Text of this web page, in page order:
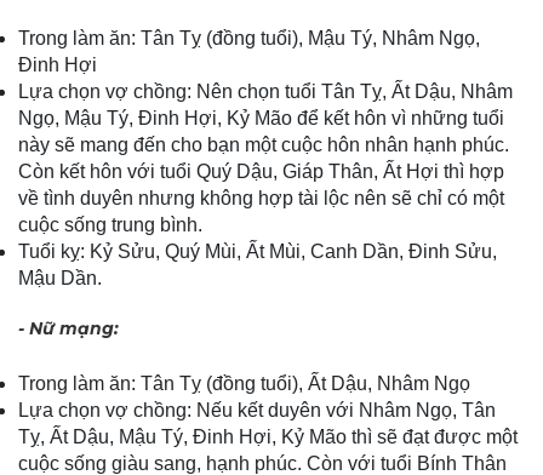
Trong làm ăn: Tân Tỵ (đồng tuổi), Mậu Tý, Nhâm Ngọ,
Đinh Hợi
Lựa chọn vợ chồng: Nên chọn tuổi Tân Tỵ, Ất Dậu, Nhâm
Ngọ, Mậu Tý, Đinh Hợi, Kỷ Mão để kết hôn vì những tuổi
này sẽ mang đến cho bạn một cuộc hôn nhân hạnh phúc.
Còn kết hôn với tuổi Quý Dậu, Giáp Thân, Ất Hợi thì hợp
về tình duyên nhưng không hợp tài lộc nên sẽ chỉ có một
cuộc sống trung bình.
Tuổi kỵ: Kỷ Sửu, Quý Mùi, Ất Mùi, Canh Dần, Đinh Sửu,
Mậu Dần.
- Nữ mạng:
Trong làm ăn: Tân Tỵ (đồng tuổi), Ất Dậu, Nhâm Ngọ
Lựa chọn vợ chồng: Nếu kết duyên với Nhâm Ngọ, Tân
Tỵ, Ất Dậu, Mậu Tý, Đinh Hợi, Kỷ Mão thì sẽ đạt được một
cuộc sống giàu sang, hạnh phúc. Còn với tuổi Bính Thân